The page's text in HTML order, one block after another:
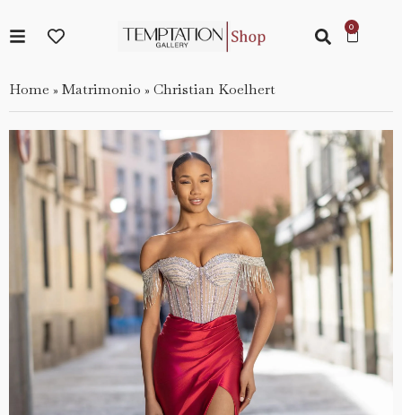
Home » Matrimonio » Christian Koelhert